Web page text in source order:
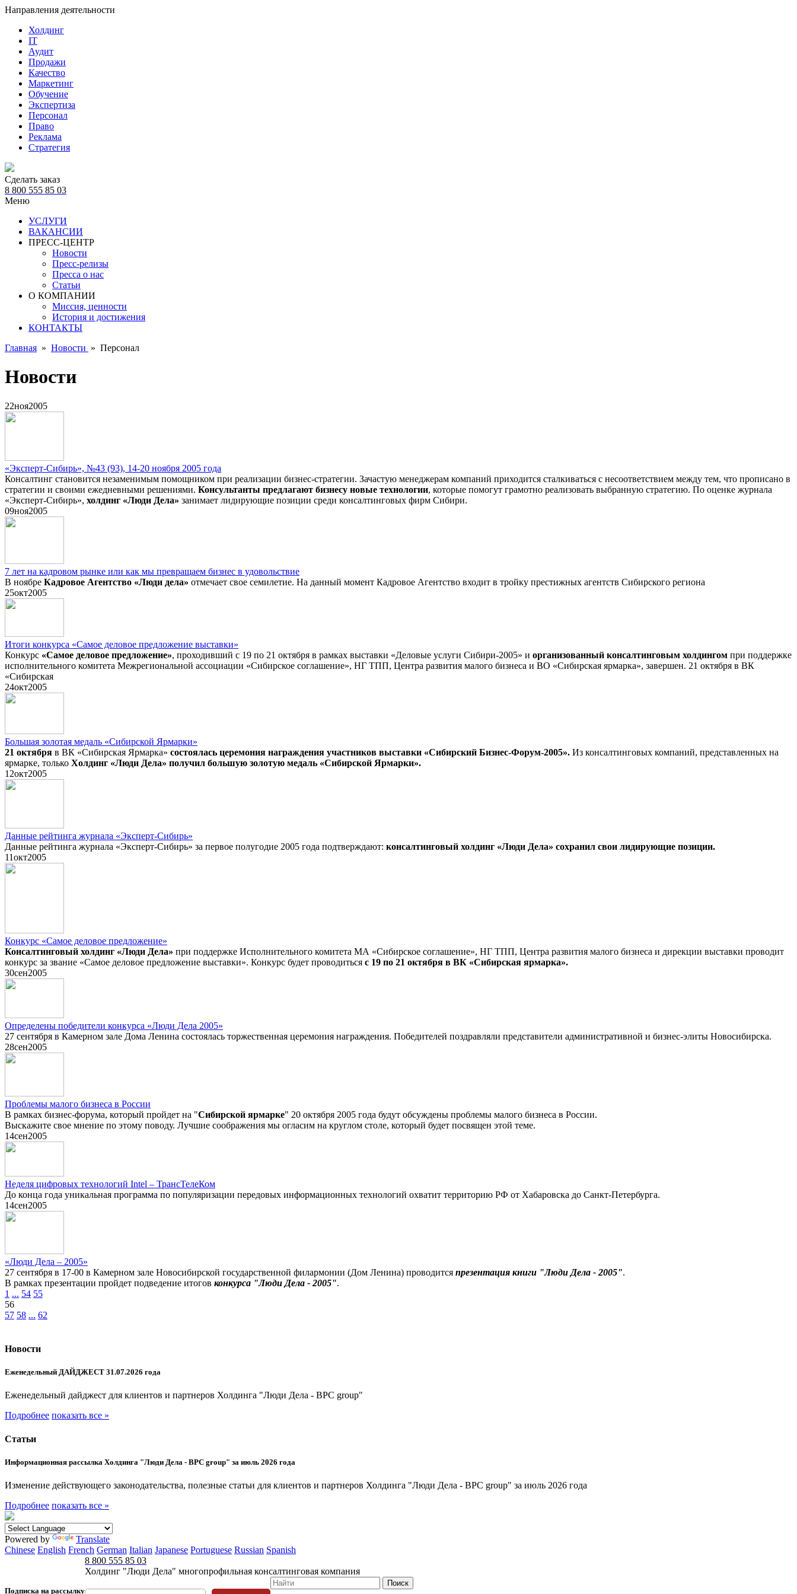
Направления деятельности
Холдинг
IT
Аудит
Продажи
Качество
Маркетинг
Обучение
Экспертиза
Персонал
Право
Реклама
Стратегия
Сделать заказ
8 800 555 85 03
Меню
УСЛУГИ
ВАКАНСИИ
ПРЕСС-ЦЕНТР
Новости
Пресс-релизы
Пресса о нас
Статьи
О КОМПАНИИ
Миссия, ценности
История и достижения
КОНТАКТЫ
Главная » Новости » Персонал
Новости
22ноя2005
«Эксперт-Сибирь», №43 (93), 14-20 ноября 2005 года
Консалтинг становится незаменимым помощником при реализации бизнес-стратегии. Зачастую менеджерам компаний приходится сталкиваться с несоответствием между тем, что прописано в
стратегии и своими ежедневными решениями. Консультанты предлагают бизнесу новые технологии, которые помогут грамотно реализовать выбранную стратегию. По оценке журнала
«Эксперт-Сибирь», холдинг «Люди Дела» занимает лидирующие позиции среди консалтинговых фирм Сибири.
09ноя2005
7 лет на кадровом рынке или как мы превращаем бизнес в удовольствие
В ноябре Кадровое Агентство «Люди дела» отмечает свое семилетие. На данный момент Кадровое Агентство входит в тройку престижных агентств Сибирского региона
25окт2005
Итоги конкурса «Самое деловое предложение выставки»
Конкурс «Самое деловое предложение», проходивший с 19 по 21 октября в рамках выставки «Деловые услуги Сибири-2005» и организованный консалтинговым холдингом при поддержке
исполнительного комитета Межрегиональной ассоциации «Сибирское соглашение», НГ ТПП, Центра развития малого бизнеса и ВО «Сибирская ярмарка», завершен. 21 октября в ВК
«Сибирская
24окт2005
Большая золотая медаль «Сибирской Ярмарки»
21 октября в ВК «Сибирская Ярмарка» состоялась церемония награждения участников выставки «Сибирский Бизнес-Форум-2005». Из консалтинговых компаний, представленных на
ярмарке, только Холдинг «Люди Дела» получил большую золотую медаль «Сибирской Ярмарки».
12окт2005
Данные рейтинга журнала «Эксперт-Сибирь»
Данные рейтинга журнала «Эксперт-Сибирь» за первое полугодие 2005 года подтверждают: консалтинговый холдинг «Люди Дела» сохранил свои лидирующие позиции.
11окт2005
Конкурс «Самое деловое предложение»
Консалтинговый холдинг «Люди Дела» при поддержке Исполнительного комитета МА «Сибирское соглашение», НГ ТПП, Центра развития малого бизнеса и дирекции выставки проводит
конкурс за звание «Самое деловое предложение выставки». Конкурс будет проводиться с 19 по 21 октября в ВК «Сибирская ярмарка».
30сен2005
Определены победители конкурса «Люди Дела 2005»
27 сентября в Камерном зале Дома Ленина состоялась торжественная церемония награждения. Победителей поздравляли представители административной и бизнес-элиты Новосибирска.
28сен2005
Проблемы малого бизнеса в России
В рамках бизнес-форума, который пройдет на "Сибирской ярмарке" 20 октября 2005 года будут обсуждены проблемы малого бизнеса в России.
Выскажите свое мнение по этому поводу. Лучшие соображения мы огласим на круглом столе, который будет посвящен этой теме.
14сен2005
Неделя цифровых технологий Intel – ТрансТелеКом
До конца года уникальная программа по популяризации передовых информационных технологий охватит территорию РФ от Хабаровска до Санкт-Петербурга.
14сен2005
«Люди Дела – 2005»
27 сентября в 17-00 в Камерном зале Новосибирской государственной филармонии (Дом Ленина) проводится презентация книги "Люди Дела - 2005".
В рамках презентации пройдет подведение итогов конкурса "Люди Дела - 2005".
1 ... 54 55
56
57 58 ... 62
Новости
Еженедельный ДАЙДЖЕСТ 31.07.2026 года
Еженедельный дайджест для клиентов и партнеров Холдинга "Люди Дела - BPC group"
Подробнее показать все »
Статьи
Информационная рассылка Холдинга "Люди Дела - BPC group" за июль 2026 года
Изменение действующего законодательства, полезные статьи для клиентов и партнеров Холдинга "Люди Дела - BPC group" за июль 2026 года
Подробнее показать все »
Powered by
Translate
Chinese English French German Italian Japanese Portuguese Russian Spanish
Подписка на рассылку
8 800 555 85 03
Холдинг "Люди Дела" многопрофильная консалтинговая компания